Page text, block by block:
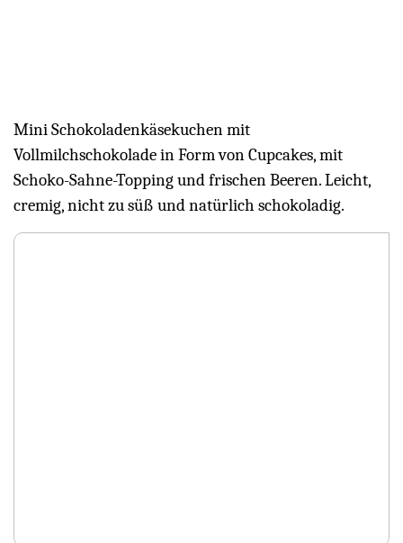
Mini Schokoladenkäsekuchen mit
Vollmilchschokolade in Form von Cupcakes, mit
Schoko-Sahne-Topping und frischen Beeren. Leicht,
cremig, nicht zu süß und natürlich schokoladig.